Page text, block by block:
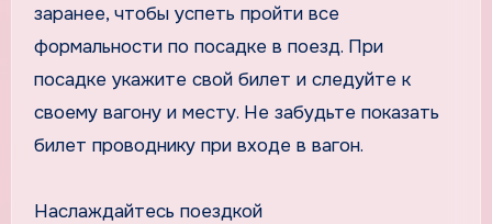
заранее, чтобы успеть пройти все
формальности по посадке в поезд. При
посадке укажите свой билет и следуйте к
своему вагону и месту. Не забудьте показать
билет проводнику при входе в вагон.
Наслаждайтесь поездкой